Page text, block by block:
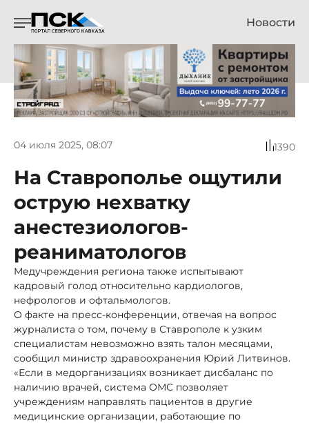
Новости
04 июля 2025, 08:07 1390
На Ставрополье ощутили
острую нехватку
анестезиологов-
реаниматологов
Медучреждения региона также испытывают
кадровый голод относительно кардиологов,
нефрологов и офтальмологов.
О факте на пресс-конференции, отвечая на вопрос
журналиста о том, почему в Ставрополе к узким
специалистам невозможно взять талон месяцами,
сообщил министр здравоохранения Юрий Литвинов.
«Если в медорганизациях возникает дисбаланс по
наличию врачей, система ОМС позволяет
учреждениям направлять пациентов в другие
медицинские организации, работающие по